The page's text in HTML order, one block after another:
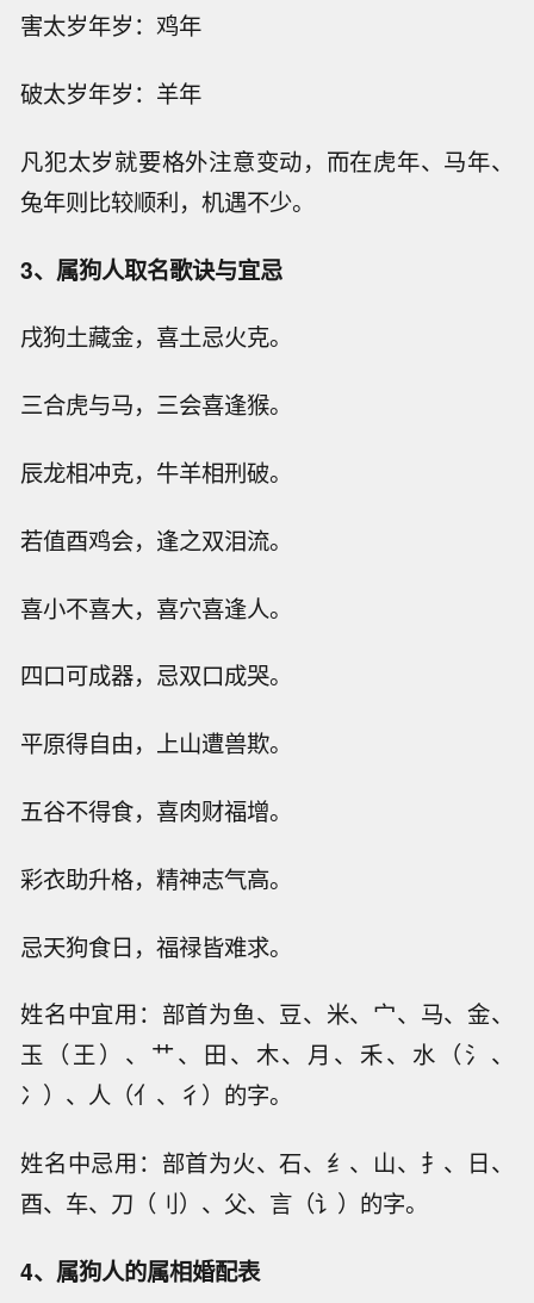
害太岁年岁：鸡年
破太岁年岁：羊年
凡犯太岁就要格外注意变动，而在虎年、马年、
兔年则比较顺利，机遇不少。
3、属狗人取名歌诀与宜忌
戌狗土藏金，喜土忌火克。
三合虎与马，三会喜逢猴。
辰龙相冲克，牛羊相刑破。
若值酉鸡会，逢之双泪流。
喜小不喜大，喜穴喜逢人。
四口可成器，忌双口成哭。
平原得自由，上山遭兽欺。
五谷不得食，喜肉财福增。
彩衣助升格，精神志气高。
忌天狗食日，福禄皆难求。
姓名中宜用：部首为鱼、豆、米、宀、马、金、
玉（王）、艹、田、木、月、禾、水（氵、
冫）、人（亻、彳）的字。
姓名中忌用：部首为火、石、纟、山、扌、日、
酉、车、刀（刂）、父、言（讠）的字。
4、属狗人的属相婚配表